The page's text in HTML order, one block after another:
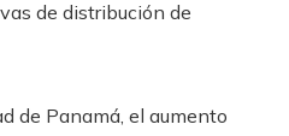
de distribución de
de Panamá, el aumento